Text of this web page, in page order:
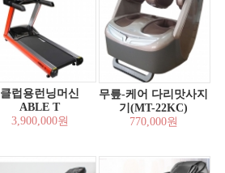
클럽용런닝머신
ABLE T
3,900,000원
무릎-케어 다리맛사지
기(MT-22KC)
770,000원